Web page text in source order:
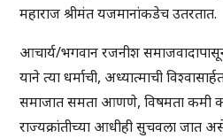
महाराज श्रीमंत यजमानांकडेच उतरतात.
आचार्य/भगवान रजनीश
याने त्या धर्माची, अध्यात्माची
समाजात समता आणणे, विषमता कमी
राज्यक्रांतीच्या आधीही सुचवला जात